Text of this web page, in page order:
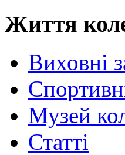
Життя
Виховні
Музей
Статті